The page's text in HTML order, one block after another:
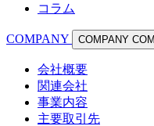
コラム
COMPANY COMPANY
会社概要
関連会社
事業内容
主要取引先